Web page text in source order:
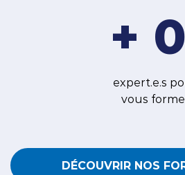
+ 0
expert.e.s
vous
DÉCOUVRIR NOS